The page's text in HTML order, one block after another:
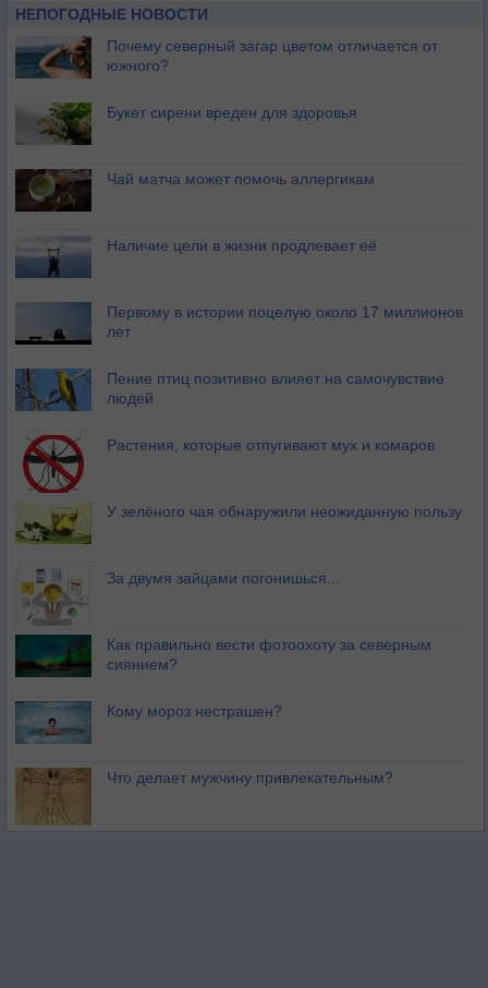
НЕПОГОДНЫЕ НОВОСТИ
Почему северный загар цветом отличается от
южного?
Букет сирени вреден для здоровья
Чай матча может помочь аллергикам
Наличие цели в жизни продлевает её
Первому в истории поцелую около 17 миллионов
лет
Пение птиц позитивно влияет на самочувствие
людей
Растения, которые отпугивают мух и комаров
У зелёного чая обнаружили неожиданную пользу
За двумя зайцами погонишься...
Как правильно вести фотоохоту за северным
сиянием?
Кому мороз нестрашен?
Что делает мужчину привлекательным?